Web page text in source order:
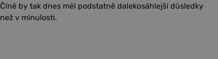
Číně by tak dnes měl podstatně dalekosáhlejší důsledky
než v minulosti.